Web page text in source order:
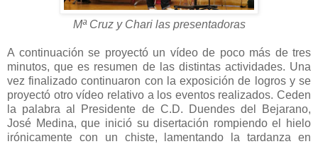
Mª Cruz y Chari las presentadoras
A continuación se proyectó un vídeo de poco más de tres
minutos, que es resumen de las distintas actividades. Una
vez finalizado continuaron con la exposición de logros y se
proyectó otro vídeo relativo a los eventos realizados. Ceden
la palabra al Presidente de C.D. Duendes del Bejarano,
José Medina, que inició su disertación rompiendo el hielo
irónicamente con un chiste, lamentando la tardanza en